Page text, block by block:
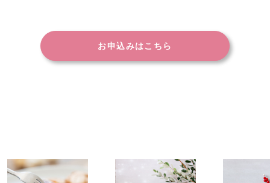
お申込みはこちら